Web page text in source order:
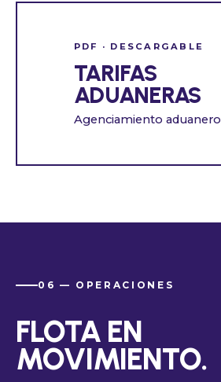
PDF · DESCARGABLE
TARIFAS
ADUANERAS
Agenciamiento aduanero
06 — OPERACIONES
FLOTA EN
MOVIMIENTO.